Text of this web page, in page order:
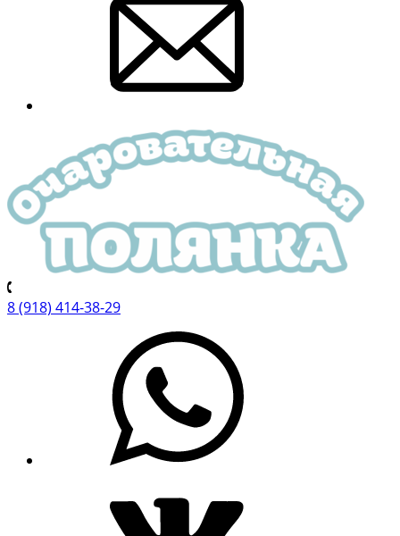
8 (918) 414-38-29